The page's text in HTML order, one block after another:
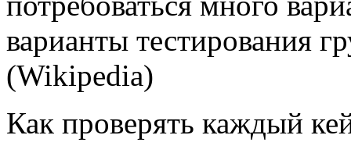
варианты тестирования
(Wikipedia)
Как проверять каждый